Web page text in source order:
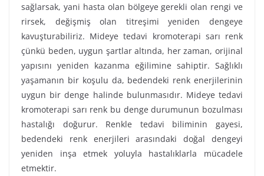
sağlarsak, yani hasta olan bölgeye gerekli olan rengi ve
rirsek, değişmiş olan titreşimi yeniden dengeye
kavuşturabiliriz. Mideye tedavi kromoterapi sarı renk
çünkü beden, uygun şartlar altında, her zaman, orijinal
yapısını yeniden kazanma eğilimine sahiptir. Sağlıklı
yaşamanın bir koşulu da, bedendeki renk enerjilerinin
uygun bir denge halinde bulunmasıdır. Mideye tedavi
kromoterapi sarı renk bu denge durumunun bozulması
hastalığı doğurur. Renkle tedavi biliminin gayesi,
bedendeki renk enerjileri arasındaki doğal dengeyi
yeniden inşa etmek yoluyla hastalıklarla mücadele
etmektir.